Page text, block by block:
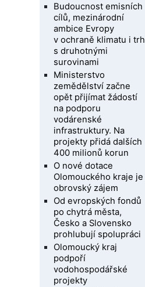
Budoucnost emisních
cílů, mezinárodní
ambice Evropy
v ochraně klimatu i trh
s druhotnými
surovinami
Ministerstvo
zemědělství začne
opět přijímat žádostí
na podporu
vodárenské
infrastruktury. Na
projekty přidá dalších
400 milionů korun
O nové dotace
Olomouckého kraje je
obrovský zájem
Od evropských fondů
po chytrá města,
Česko a Slovensko
prohlubují spolupráci
Olomoucký kraj
podpoří
vodohospodářské
projekty